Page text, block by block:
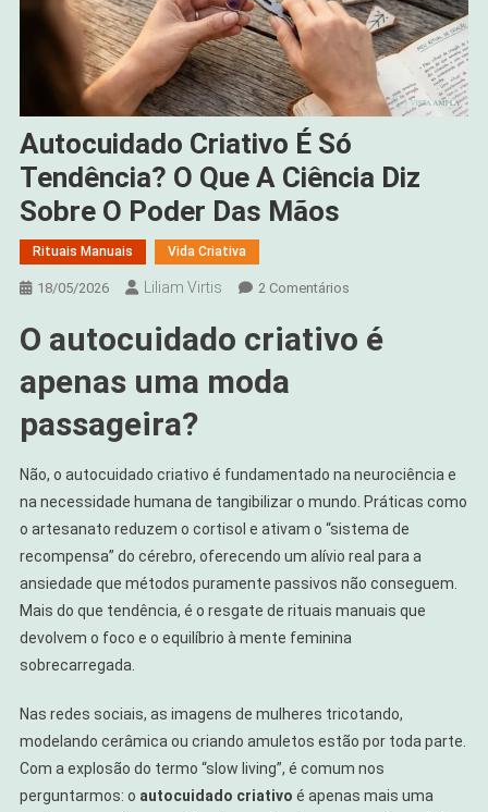
Autocuidado Criativo É Só
Tendência? O Que A Ciência Diz
Sobre O Poder Das Mãos
Rituais Manuais Vida Criativa
18/05/2026 Liliam Virtis 2 ComentáriosEm
Criativo
Ciência
Diz
Sobre
O
Poder
Das
O autocuidado criativo é
apenas uma moda
passageira?
Não, o autocuidado criativo é fundamentado na neurociência e
na necessidade humana de tangibilizar o mundo. Práticas como
o artesanato reduzem o cortisol e ativam o “sistema de
recompensa” do cérebro, oferecendo um alívio real para a
ansiedade que métodos puramente passivos não conseguem.
Mais do que tendência, é o resgate de rituais manuais que
devolvem o foco e o equilíbrio à mente feminina
sobrecarregada.
Nas redes sociais, as imagens de mulheres tricotando,
modelando cerâmica ou criando amuletos estão por toda parte.
Com a explosão do termo “slow living”, é comum nos
perguntarmos: o autocuidado criativo é apenas mais uma